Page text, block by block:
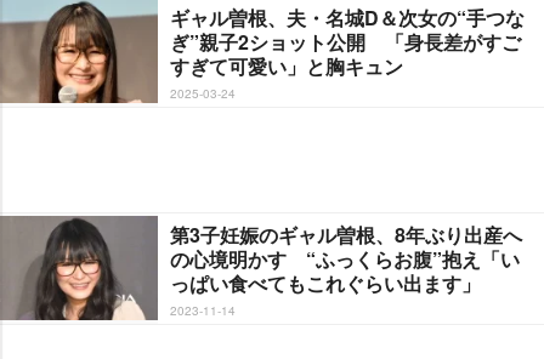
ギャル曽根、夫・名城D＆次女の“手つな
ぎ”親子2ショット公開 「身長差がすご
すぎて可愛い」と胸キュン
2025-03-24
第3子妊娠のギャル曽根、8年ぶり出産へ
の心境明かす “ふっくらお腹”抱え「い
っぱい食べてもこれぐらい出ます」
2023-11-14